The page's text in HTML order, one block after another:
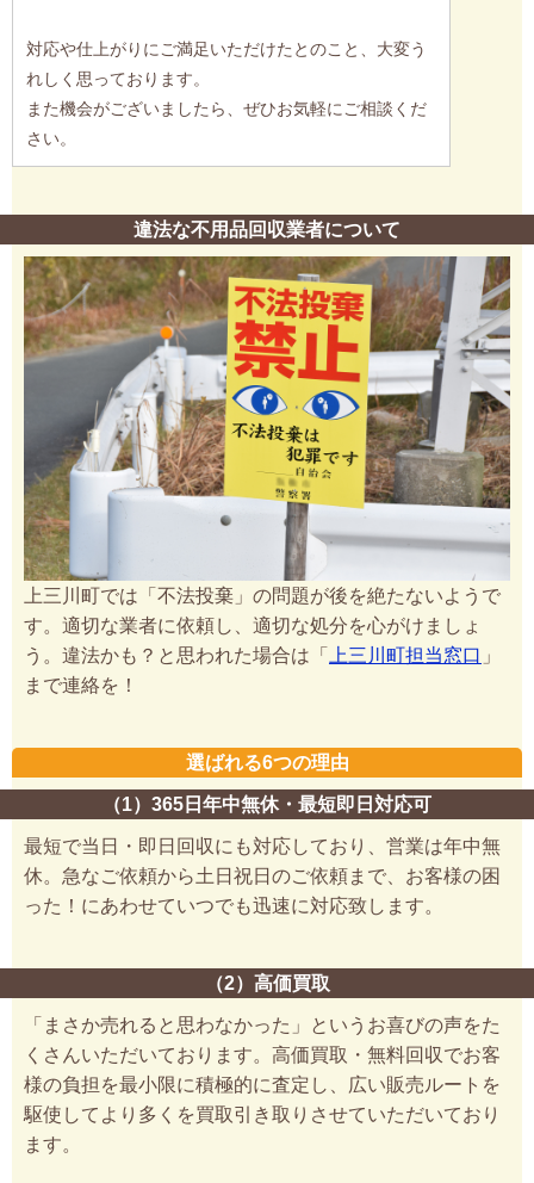
対応や仕上がりにご満足いただけたとのこと、大変う
れしく思っております。
また機会がございましたら、ぜひお気軽にご相談くだ
さい。
違法な不用品回収業者について
上三川町では「不法投棄」の問題が後を絶たないようで
す。適切な業者に依頼し、適切な処分を心がけましょ
う。違法かも？と思われた場合は「
上三川町担当窓口 」
まで連絡を！
選ばれる6つの理由
（1）365日年中無休・最短即日対応可
最短で当日・即日回収にも対応しており、営業は年中無
休。急なご依頼から土日祝日のご依頼まで、お客様の困
った！にあわせていつでも迅速に対応致します。
（2）高価買取
「まさか売れると思わなかった」というお喜びの声をた
くさんいただいております。高価買取・無料回収でお客
様の負担を最小限に積極的に査定し、広い販売ルートを
駆使してより多くを買取引き取りさせていただいており
ます。